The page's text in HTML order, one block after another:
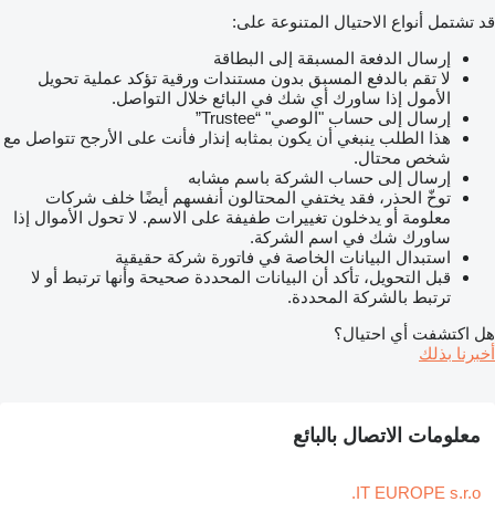
قد تشتمل أنواع الاحتيال المتنوعة على:
إرسال الدفعة المسبقة إلى البطاقة
لا تقم بالدفع المسبق بدون مستندات ورقية تؤكد عملية تحويل
الأمول إذا ساورك أي شك في البائع خلال التواصل.
إرسال إلى حساب "الوصي" “Trustee”
هذا الطلب ينبغي أن يكون بمثابه إنذار فأنت على الأرجح تتواصل مع
شخص محتال.
إرسال إلى حساب الشركة باسم مشابه
توخّ الحذر، فقد يختفي المحتالون أنفسهم أيضًا خلف شركات
معلومة أو يدخلون تغييرات طفيفة على الاسم. لا تحول الأموال إذا
ساورك شك في اسم الشركة.
استبدال البيانات الخاصة في فاتورة شركة حقيقية
قبل التحويل، تأكد أن البيانات المحددة صحيحة وأنها ترتبط أو لا
ترتبط بالشركة المحددة.
هل اكتشفت أي احتيال؟
أخبرنا بذلك
معلومات الاتصال بالبائع
IT EUROPE s.r.o.